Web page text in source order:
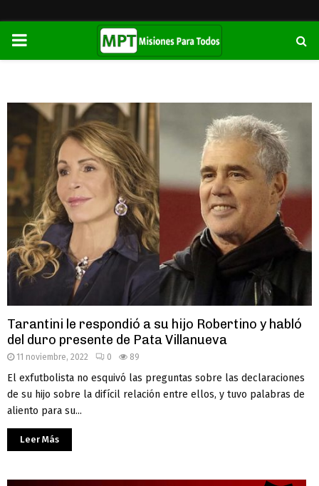
PRIMARY
Tarantini le respondió a su hijo Robertino y habló
del duro presente de Pata Villanueva
11 noviembre, 2022 0 89
El exfutbolista no esquivó las preguntas sobre las declaraciones
de su hijo sobre la difícil relación entre ellos, y tuvo palabras de
aliento para su...
Leer Más